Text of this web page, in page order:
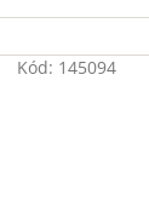
skladeb,
hovorů, s
Kód: 145094